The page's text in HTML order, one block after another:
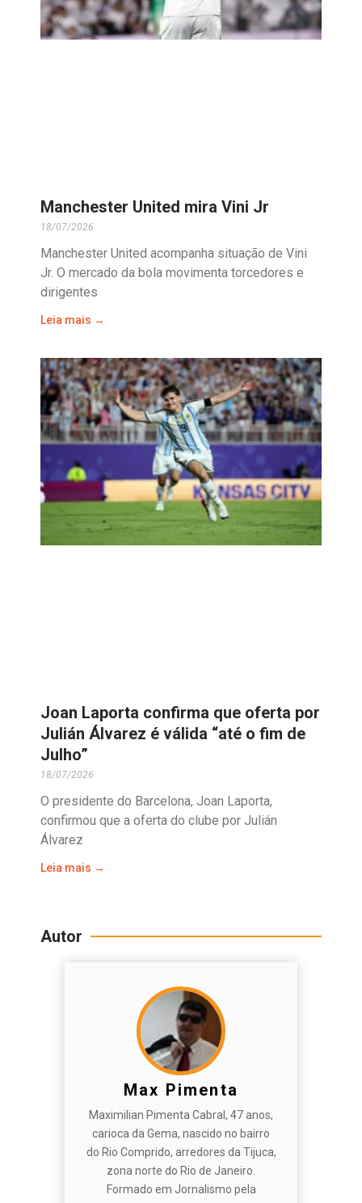
Manchester United mira Vini Jr
18/07/2026
Manchester United acompanha situação de Vini
Jr. O mercado da bola movimenta torcedores e
dirigentes
Leia mais →
Joan Laporta confirma que oferta por
Julián Álvarez é válida “até o fim de
Julho”
18/07/2026
O presidente do Barcelona, Joan Laporta,
confirmou que a oferta do clube por Julián
Álvarez
Leia mais →
Autor
Max Pimenta
Maximilian Pimenta Cabral, 47 anos,
carioca da Gema, nascido no bairro
do Rio Comprido, arredores da Tijuca,
zona norte do Rio de Janeiro.
Formado em Jornalismo pela